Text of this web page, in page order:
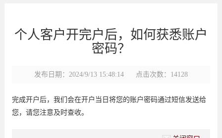
个人客户开完户后，如何获悉账户
密码？
发布日期：2024/9/13 15:48:14 点击次数：14128
完成开户后，我们会在开户当日将您的账户密码通过短信发送给
您，请您注意及时查收。